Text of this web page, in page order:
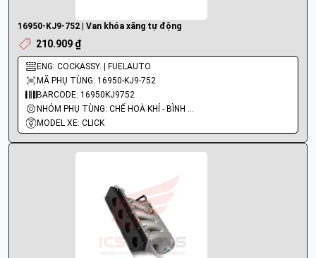
16950-KJ9-752 | Van khóa xăng tự động
210.909 ₫
ENG: COCKASSY. | FUELAUTO
MÃ PHỤ TÙNG: 16950-KJ9-752
BARCODE: 16950KJ9752
NHÓM PHỤ TÙNG: CHẾ HOÀ KHÍ - BÌNH XĂNG CON - BƠM XĂNG
MODEL XE: CLICK